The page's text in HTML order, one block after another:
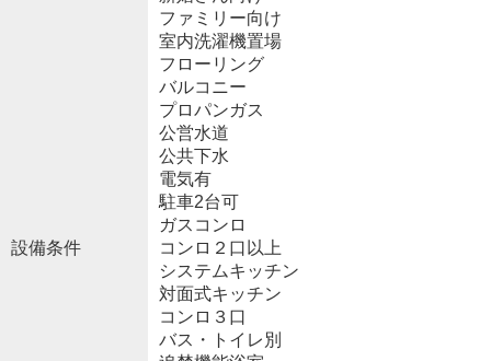
設備条件
ファミリー向け
室内洗濯機置場
フローリング
バルコニー
プロパンガス
公営水道
公共下水
電気有
駐車2台可
ガスコンロ
コンロ２口以上
システムキッチン
対面式キッチン
コンロ３口
バス・トイレ別